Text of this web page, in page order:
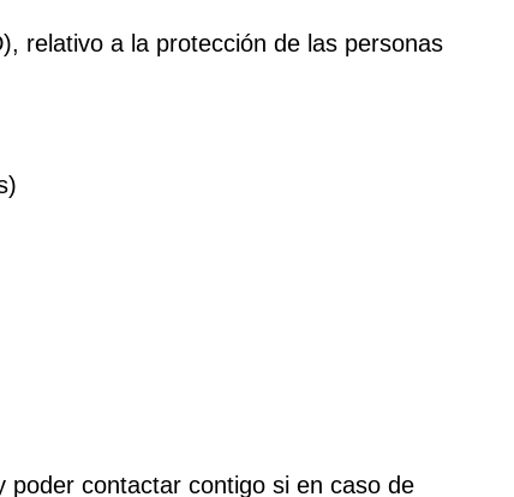
relativo a la protección de las personas
poder contactar contigo si en caso de